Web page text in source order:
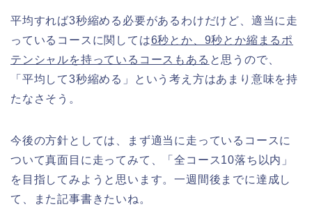
平均すれば3秒縮める必要があるわけだけど、適当に走
っているコースに関しては6秒とか、9秒とか縮まるポ
テンシャルを持っているコースもある と思うので、
「平均して3秒縮める」という考え方はあまり意味を持
たなさそう。
今後の方針としては、まず適当に走っているコースに
ついて真面目に走ってみて、「全コース10落ち以内」
を目指してみようと思います。一週間後までに達成し
て、また記事書きたいね。